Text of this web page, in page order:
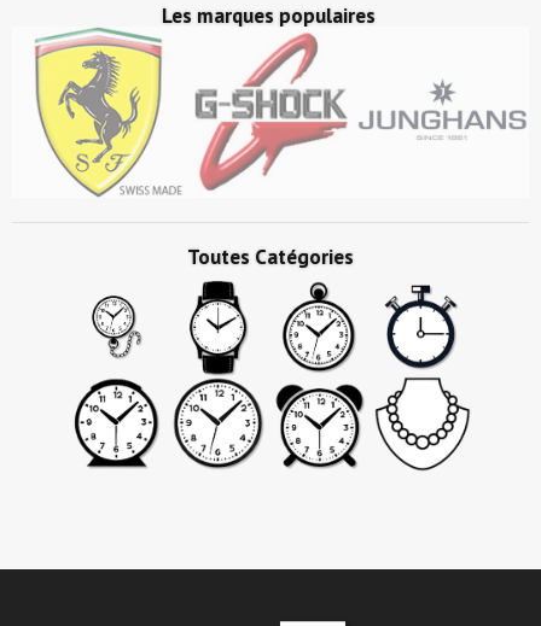
Les marques populaires
Toutes Catégories